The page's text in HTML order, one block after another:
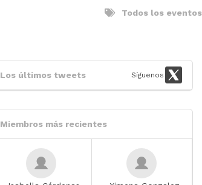
Todos los eventos
Síguenos
Los últimos tweets
Miembros más recientes